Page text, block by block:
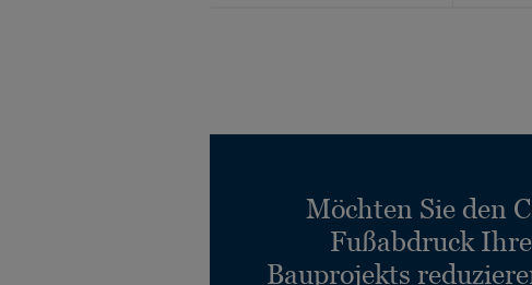
Möchten Sie den
Fußabdruck
Bauprojekts